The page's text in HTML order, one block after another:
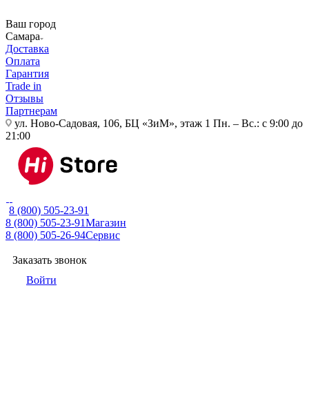
Ваш город
Самара
Доставка
Оплата
Гарантия
Trade in
Отзывы
Партнерам
ул. Ново-Садовая, 106, БЦ «ЗиМ», этаж 1 Пн. – Вс.: с 9:00 до
21:00
8 (800) 505-23-91
8 (800) 505-23-91Магазин
8 (800) 505-26-94Сервис
Заказать звонок
Войти